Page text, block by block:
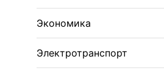
Экономика
Электротранспорт